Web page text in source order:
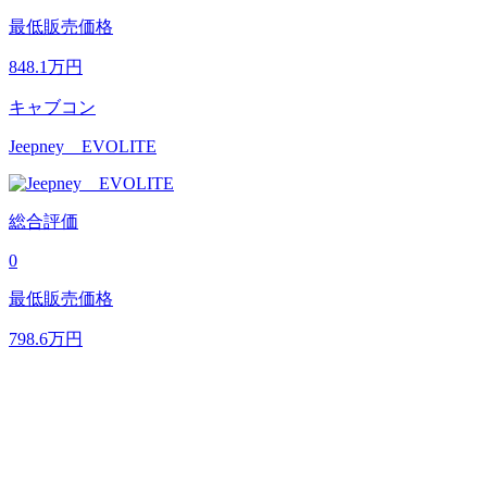
最低販売価格
848.1万円
キャブコン
Jeepney EVOLITE
総合評価
0
最低販売価格
798.6万円